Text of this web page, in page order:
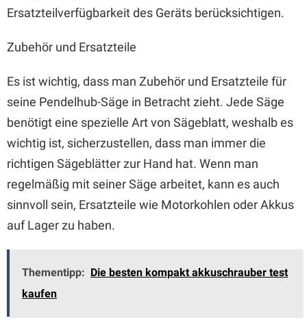
Ersatzteilverfügbarkeit des Geräts berücksichtigen.
Zubehör und Ersatzteile
Es ist wichtig, dass man Zubehör und Ersatzteile für
seine Pendelhub-Säge in Betracht zieht. Jede Säge
benötigt eine spezielle Art von Sägeblatt, weshalb es
wichtig ist, sicherzustellen, dass man immer die
richtigen Sägeblätter zur Hand hat. Wenn man
regelmäßig mit seiner Säge arbeitet, kann es auch
sinnvoll sein, Ersatzteile wie Motorkohlen oder Akkus
auf Lager zu haben.
Thementipp: Die besten kompakt akkuschrauber test
kaufen